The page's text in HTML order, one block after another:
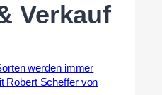
Verkauf